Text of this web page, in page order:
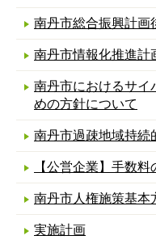
南丹市総合振興計画
南丹市情報化推進計
南丹市におけるサイ
めの方針について
南丹市過疎地域持続
【公営企業】手数
南丹市人権施策基本
実施計画